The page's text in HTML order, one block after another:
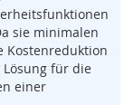
sie minimalen
Kostenreduktion
für die
einer